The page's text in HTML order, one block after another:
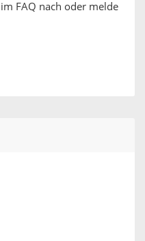
FAQ nach oder melde